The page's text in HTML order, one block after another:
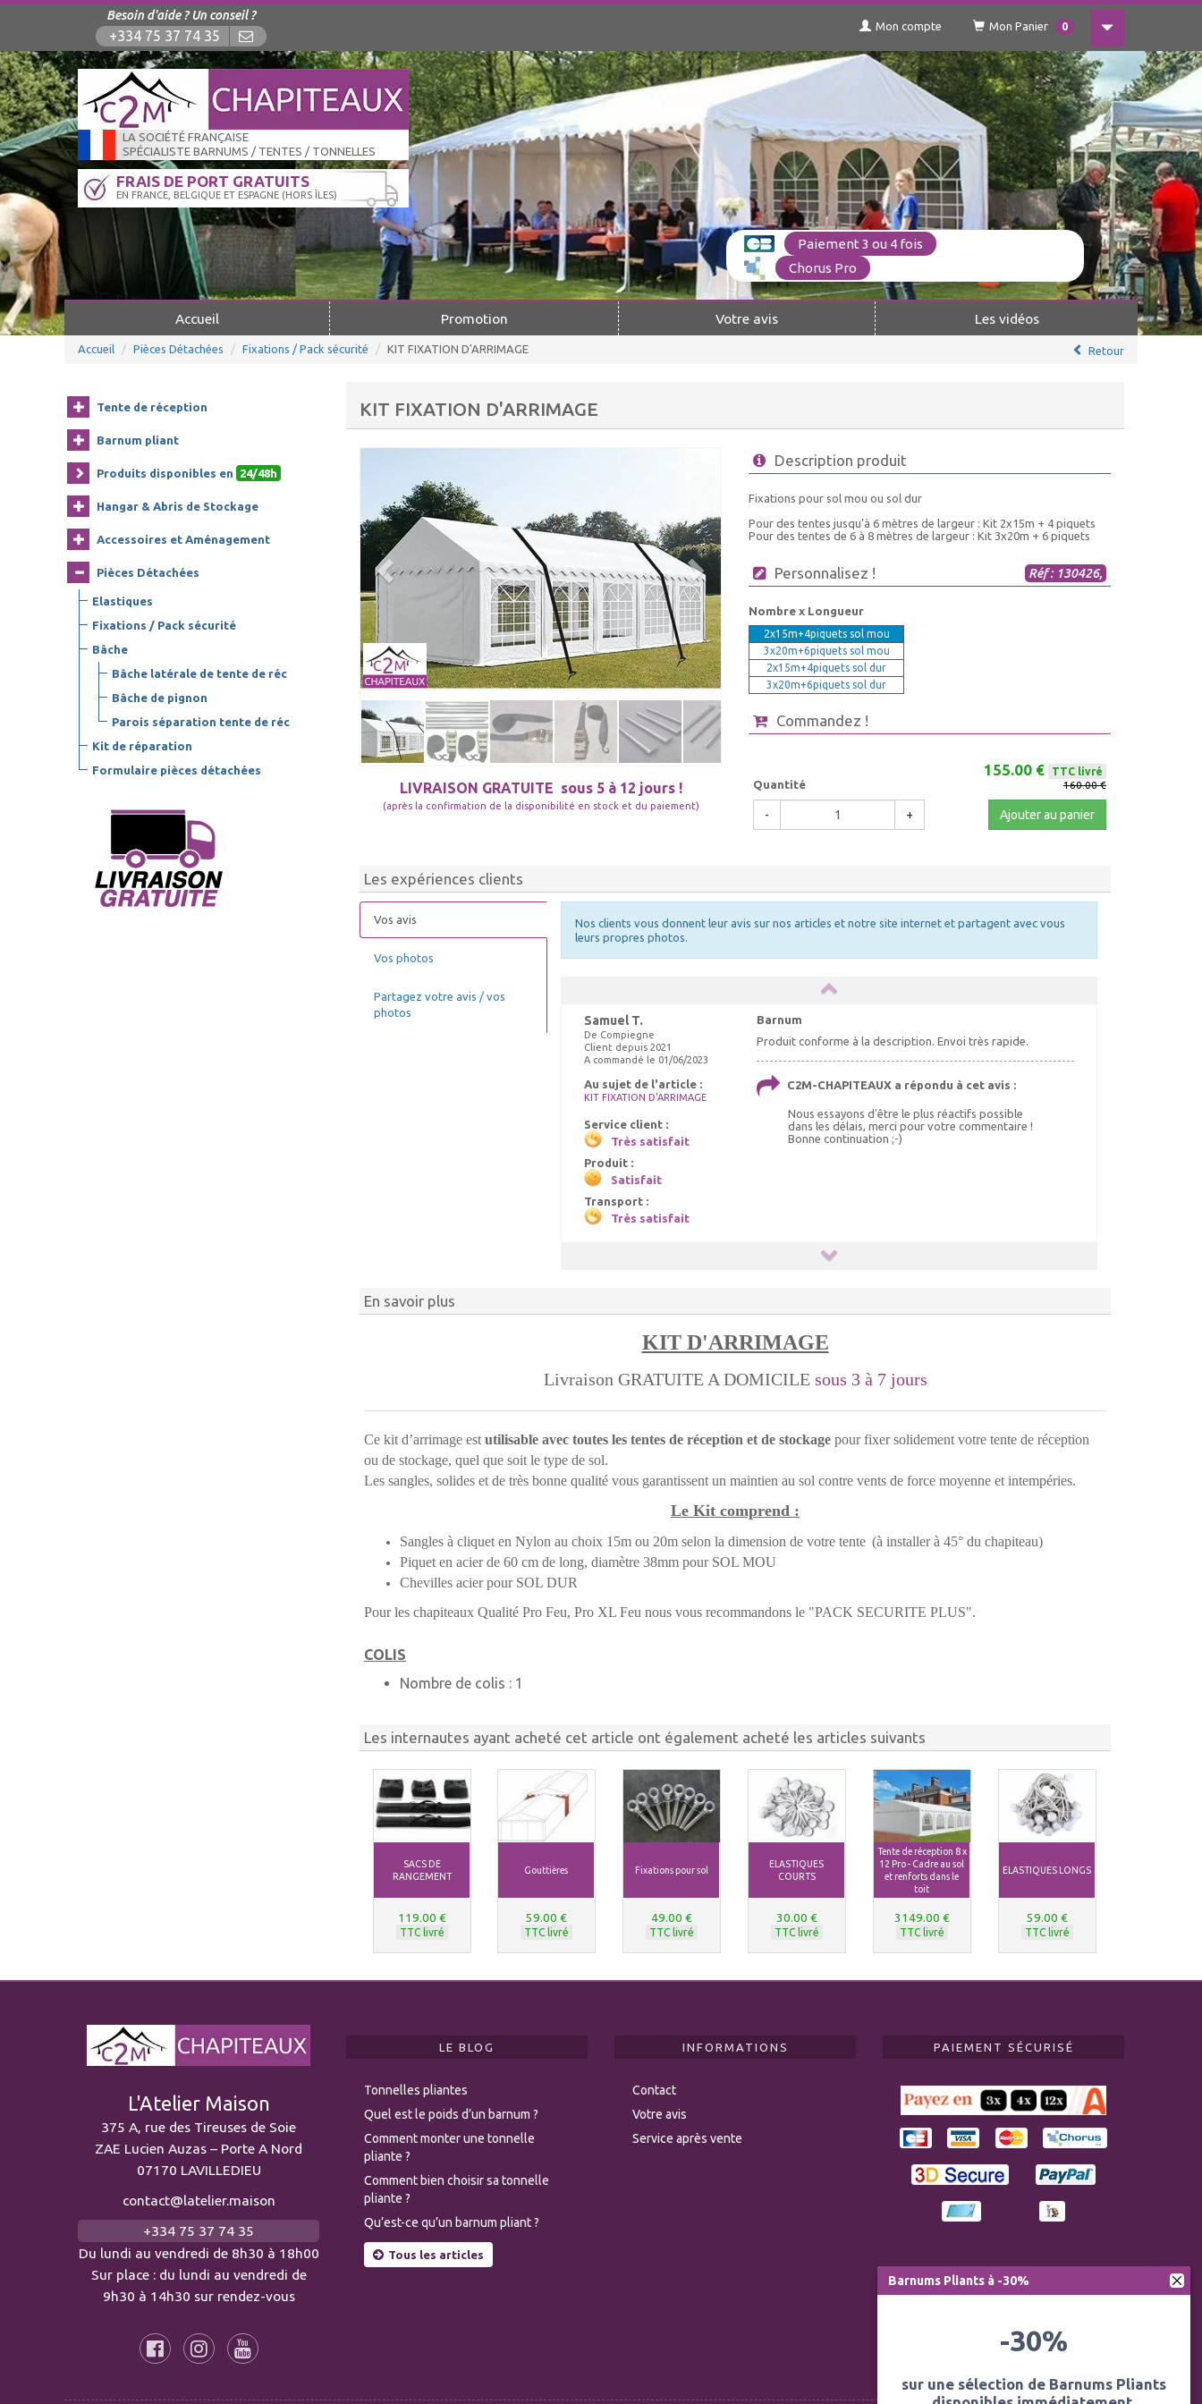
Besoin d'aide ? Un conseil ?
+334 75 37 74 35
Mon compte Mon Panier 0
LA SOCIÉTÉ FRANÇAISE
SPÉCIALISTE BARNUMS / TENTES / TONNELLES
FRAIS DE PORT GRATUITS
EN FRANCE, BELGIQUE ET ESPAGNE (HORS ÎLES)
Paiement 3 ou 4 fois
Chorus Pro
Accueil Promotion Votre avis Les vidéos
Accueil Pièces Détachées Fixations / Pack sécurité KIT FIXATION D'ARRIMAGE Retour
Tente de réception
Barnum pliant
Produits disponibles en 24/48h
Hangar & Abris de Stockage
Accessoires et Aménagement
Pièces Détachées
Elastiques
Fixations / Pack sécurité
Bâche
Bâche latérale de tente de réc
Bâche de pignon
Parois séparation tente de réc
Kit de réparation
Formulaire pièces détachées
KIT FIXATION D'ARRIMAGE
LIVRAISON GRATUITE sous 5 à 12 jours !
(après la confirmation de la disponibilité en stock et du paiement)
Description produit
Fixations pour sol mou ou sol dur
Pour des tentes jusqu’à 6 mètres de largeur : Kit 2x15m + 4 piquets
Pour des tentes de 6 à 8 mètres de largeur : Kit 3x20m + 6 piquets
Personnalisez ! Réf : 130426,
Nombre x Longueur
2x15m+4piquets sol mou
3x20m+6piquets sol mou
2x15m+4piquets sol dur
3x20m+6piquets sol dur
Commandez !
Quantité
- +
155.00 €
TTC livré
160.00 €
Ajouter au panier
Les expériences clients
Vos avis
Vos photos
Partagez votre avis / vos
photos
Nos clients vous donnent leur avis sur nos articles et notre site internet et partagent avec vous
leurs propres photos.
Samuel T.
De Compiegne
Client depuis 2021
A commandé le 01/06/2023
Au sujet de l'article :
KIT FIXATION D'ARRIMAGE
Service client :
Très satisfait
Produit :
Satisfait
Transport :
Très satisfait
Barnum
Produit conforme à la description. Envoi très rapide.
C2M-CHAPITEAUX a répondu à cet avis :
Nous essayons d'être le plus réactifs possible
dans les délais, merci pour votre commentaire !
Bonne continuation ;-)
En savoir plus
KIT D'ARRIMAGE
Livraison GRATUITE A DOMICILE sous 3 à 7 jours
Ce kit d’arrimage est utilisable avec toutes les tentes de réception et de stockage pour fixer solidement votre tente de réception
ou de stockage, quel que soit le type de sol.
Les sangles, solides et de très bonne qualité vous garantissent un maintien au sol contre vents de force moyenne et intempéries.
Le Kit comprend :
Sangles à cliquet en Nylon au choix 15m ou 20m selon la dimension de votre tente (à installer à 45° du chapiteau)
Piquet en acier de 60 cm de long, diamètre 38mm pour SOL MOU
Chevilles acier pour SOL DUR
Pour les chapiteaux Qualité Pro Feu, Pro XL Feu nous vous recommandons le "PACK SECURITE PLUS".
COLIS
Nombre de colis : 1
Les internautes ayant acheté cet article ont également acheté les articles suivants
SACS DE
RANGEMENT
119.00 €
TTC livré
Gouttières
59.00 €
TTC livré
Fixations pour sol
49.00 €
TTC livré
ELASTIQUES
COURTS
30.00 €
TTC livré
Tente de réception 8 x
12 Pro - Cadre au sol
et renforts dans le
toit
3149.00 €
TTC livré
ELASTIQUES LONGS
59.00 €
TTC livré
L'Atelier Maison
375 A, rue des Tireuses de Soie
ZAE Lucien Auzas – Porte A Nord
07170 LAVILLEDIEU
contact@latelier.maison
+334 75 37 74 35
Du lundi au vendredi de 8h30 à 18h00
Sur place : du lundi au vendredi de
9h30 à 14h30 sur rendez-vous
LE BLOG
Tonnelles pliantes
Quel est le poids d’un barnum ?
Comment monter une tonnelle
pliante ?
Comment bien choisir sa tonnelle
pliante ?
Qu’est-ce qu’un barnum pliant ?
Tous les articles
INFORMATIONS
Contact
Votre avis
Service après vente
PAIEMENT SÉCURISÉ
Barnums Pliants à -30%
-30%
sur une sélection de Barnums Pliants